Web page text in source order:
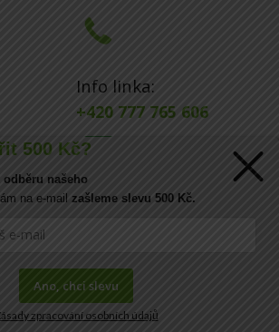
Info linka:
+420 777 765 606
E-mail:
500 Kč?
našeho
na e-mail zašleme slevu 500 Kč.
Ano, chci slevu
zpracování osobních údajů